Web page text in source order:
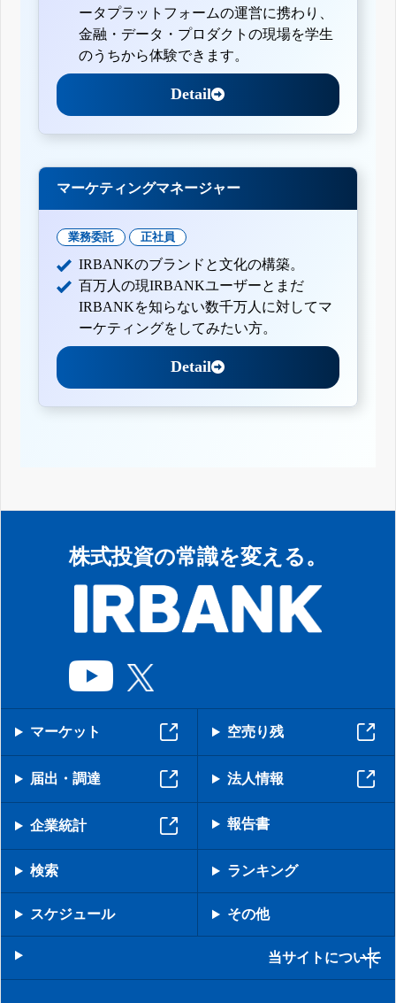
ータプラットフォームの運営に携わり、
金融・データ・プロダクトの現場を学生
のうちから体験できます。
Detail
マーケティングマネージャー
業務委託 正社員
IRBANKのブランドと文化の構築。
百万人の現IRBANKユーザーとまだ
IRBANKを知らない数千万人に対してマ
ーケティングをしてみたい方。
Detail
株式投資の常識を変える。
マーケット 空売り残
届出・調達 法人情報
企業統計 報告書
検索 ランキング
スケジュール その他
当サイトについて